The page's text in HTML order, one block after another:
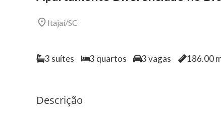
Itajaí/SC
3 suítes 3 quartos 3vagas 186.00
Descrição